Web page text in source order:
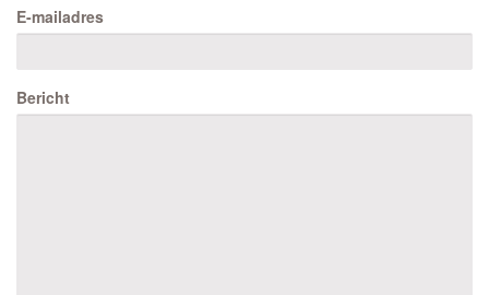
E-mailadres
Bericht